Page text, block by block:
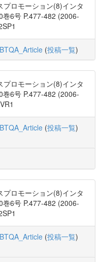
プロモーション(8)インタ
巻6号 P.477-482 (2006-
(投稿一覧)
プロモーション(8)インタ
巻6号 P.477-482 (2006-
(投稿一覧)
プロモーション(8)インタ
巻6号 P.477-482 (2006-
(投稿一覧)